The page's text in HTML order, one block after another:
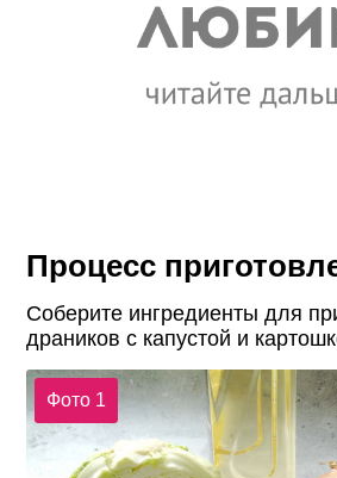
Процесс
Соберите ингредиенты для
драников с капустой и
Фото 1